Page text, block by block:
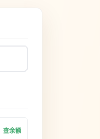
查余额